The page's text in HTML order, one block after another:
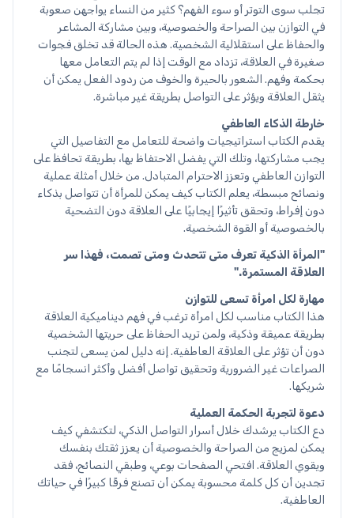
تجلب سوى التوتر أو سوء الفهم؟ كثير من النساء يواجهن صعوبة
في التوازن بين الصراحة والخصوصية، وبين مشاركة المشاعر
والحفاظ على استقلالية الشخصية. هذه الحالة قد تخلق فجوات
صغيرة في العلاقة، تزداد مع الوقت إذا لم يتم التعامل معها
بحكمة وفهم. الشعور بالحيرة والخوف من ردود الفعل يمكن أن
يثقل العلاقة ويؤثر على التواصل بطريقة غير مباشرة.
خارطة الذكاء العاطفي
يقدم الكتاب استراتيجيات واضحة للتعامل مع التفاصيل التي
يجب مشاركتها، وتلك التي يفضل الاحتفاظ بها، بطريقة تحافظ على
التوازن العاطفي وتعزز الاحترام المتبادل. من خلال أمثلة عملية
ونصائح مبسطة، يعلم الكتاب كيف يمكن للمرأة أن تتواصل بذكاء
دون إفراط، وتحقق تأثيرًا إيجابيًا على العلاقة دون التضحية
بالخصوصية أو القوة الشخصية.
"المرأة الذكية تعرف متى تتحدث ومتى تصمت، فهذا سر
العلاقة المستمرة."
مهارة لكل امرأة تسعى للتوازن
هذا الكتاب مناسب لكل امرأة ترغب في فهم ديناميكية العلاقة
بطريقة عميقة وذكية، ولمن تريد الحفاظ على حريتها الشخصية
دون أن تؤثر على العلاقة العاطفية. إنه دليل لمن يسعى لتجنب
الصراعات غير الضرورية وتحقيق تواصل أفضل وأكثر انسجامًا مع
شريكها.
دعوة لتجربة الحكمة العملية
دع الكتاب يرشدك خلال أسرار التواصل الذكي، لتكتشفي كيف
يمكن لمزيج من الصراحة والخصوصية أن يعزز ثقتك بنفسك
ويقوي العلاقة. افتحي الصفحات بوعي، وطبقي النصائح، فقد
تجدين أن كل كلمة محسوبة يمكن أن تصنع فرقًا كبيرًا في حياتك
العاطفية.